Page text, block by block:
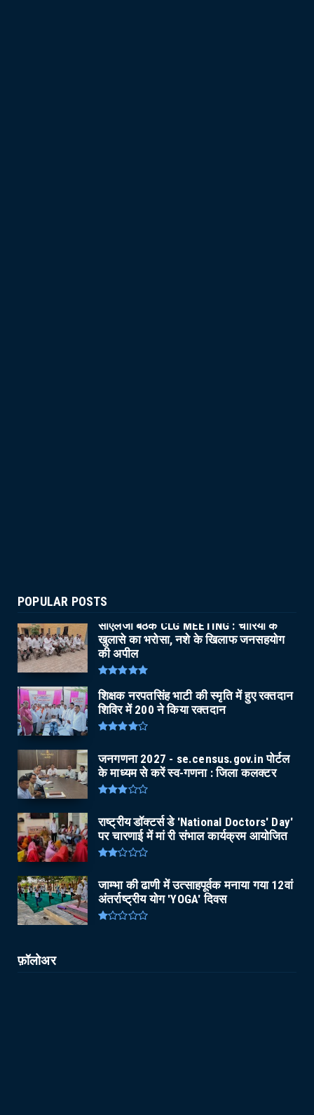
POPULAR POSTS
सीएलजी बैठक CLG MEETING : चोरियों के
खुलासे का भरोसा, नशे के खिलाफ जनसहयोग
की अपील
शिक्षक नरपतसिंह भाटी की स्मृति में हुए रक्तदान
शिविर में 200 ने किया रक्तदान
जनगणना 2027 - se.census.gov.in पोर्टल
के माध्यम से करें स्व-गणना : जिला कलक्टर
राष्ट्रीय डॉक्टर्स डे 'National Doctors' Day'
पर चारणाई में मां री संभाल कार्यक्रम आयोजित
जाम्भा की ढाणी में उत्साहपूर्वक मनाया गया 12वां
अंतर्राष्ट्रीय योग 'YOGA' दिवस
फ़ॉलोअर